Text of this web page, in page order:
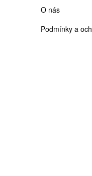
O nás
Podmínky a